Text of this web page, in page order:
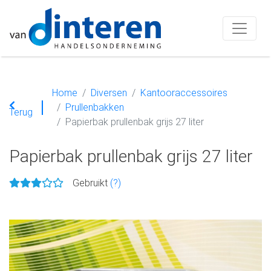
Terug
Home Diversen
Kantooraccessoires
Prullenbakken
Papierbak prullenbak grijs 27 liter
Papierbak prullenbak grijs 27 liter
Gebruikt (?)